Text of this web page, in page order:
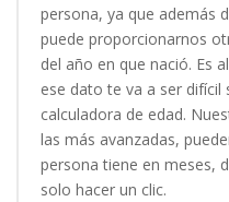
persona, ya que además
puede proporcionarnos
del año en que nació. Es
ese dato te va a ser difícil
calculadora de edad.
las más avanzadas,
persona tiene en meses,
solo hacer un clic.